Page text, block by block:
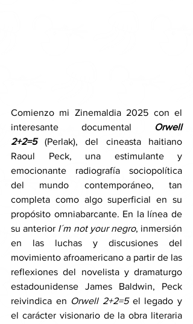
Comienzo mi Zinemaldia 2025 con el
interesante documental
Orwell
2+2=5 (Perlak), del cineasta haitiano
Raoul Peck, una estimulante y
emocionante radiografía sociopolítica
del mundo contemporáneo, tan
completa como algo superficial en su
propósito omniabarcante. En la línea de
su anterior I´m not your negro, inmersión
en las luchas y discusiones del
movimiento afroamericano a partir de las
reflexiones del novelista y dramaturgo
estadounidense James Baldwin, Peck
reivindica en Orwell 2+2=5 el legado y
el carácter visionario de la obra literaria